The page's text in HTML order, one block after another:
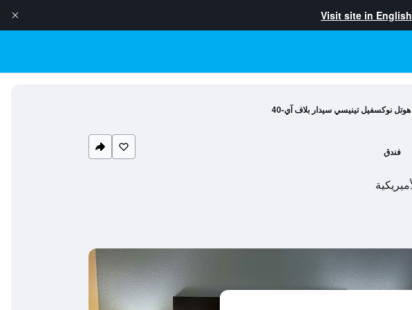
Visit site in English
هوتل نوكسفيل تينيسي سيدار بلاف آي-40
فندق